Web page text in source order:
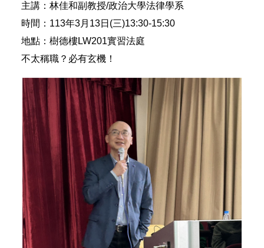
主講：林佳和副教授/政治大學法律學系
時間：113年3月13日(三)13:30-15:30
地點：樹德樓LW201實習法庭
不太稱職？必有玄機！